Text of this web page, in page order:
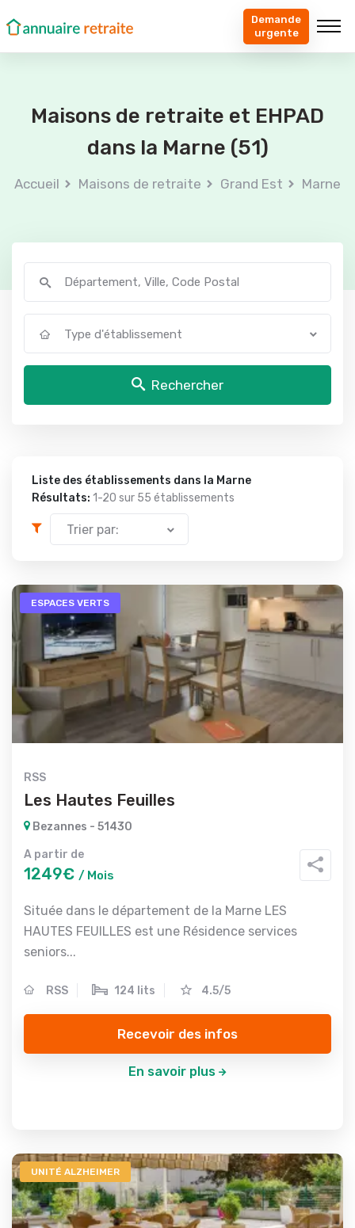
Demande
urgente
Maisons de retraite et EHPAD
dans la Marne (51)
Accueil Maisons de retraite Grand Est Marne
Type d'établissement
Rechercher
Liste des établissements dans la Marne
Résultats: 1-20 sur 55 établissements
Trier par:
ESPACES VERTS
RSS
Les Hautes Feuilles
Bezannes - 51430
A partir de
1249€ / Mois
Située dans le département de la Marne LES
HAUTES FEUILLES est une Résidence services
seniors...
RSS 124 lits 4.5/5
Recevoir des infos
En savoir plus
UNITÉ ALZHEIMER